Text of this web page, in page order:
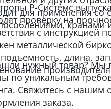
для применения со
Р-Системс
проверку на
с
металлической
длина,
нужный товар? Мы
по уникальным
Свяжитесь с нашим
заказа.